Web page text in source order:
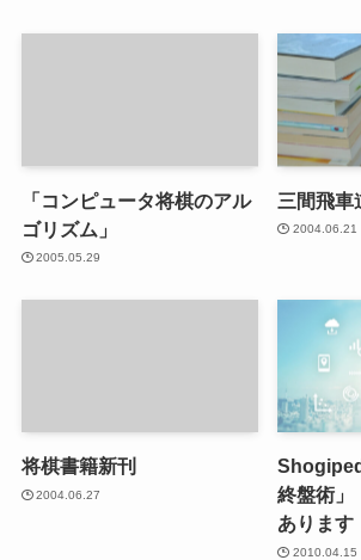
「コンピュータ将棋のアル
ゴリズム」
2005.05.29
三間飛車
2004.06.21
将棋書籍新刊
2004.06.27
終盤術」
あります
2010.04.15